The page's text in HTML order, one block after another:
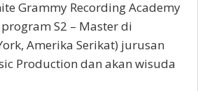
Grammy Recording Academy
S2 – Master di
Amerika Serikat) jurusan
Production dan akan wisuda